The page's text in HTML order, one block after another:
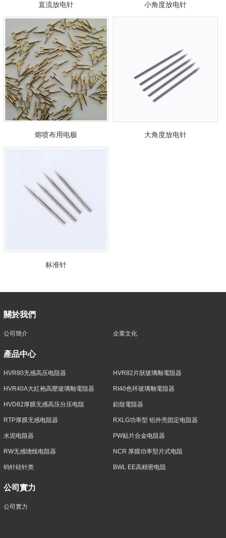
直流放电针 小角度放电针
熔喷布用电极 大角度放电针
标准针
關於我們
公司簡介 企業文化
產品中心
HVR80无感高压电阻器 HVR82片狀玻璃釉電阻器
HVR40A大紅袍高壓玻璃釉電阻器 RI40色环玻璃釉電阻器
HVD82厚膜无感高压分压电阻 鋁殼電阻器
RTP厚膜无感电阻器 RXLG功率型 铝外壳固定电阻器
水泥电阻器 PW贴片合金电阻器
RW无感绕线电阻器 NCR 厚膜功率型片式电阻
钨针硅针类 BWL EE高精密电阻
公司實力
公司實力